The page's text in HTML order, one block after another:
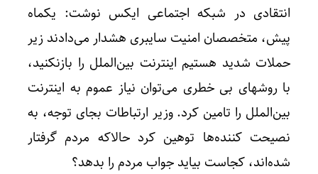
انتقادی در شبکه اجتماعی ایکس نوشت: یکماه
پیش، متخصصان امنیت سایبری هشدار می‌دادند زیر
حملات شدید هستیم اینترنت بین‌الملل را بازنکنید،
با روشهای بی خطری می‌توان نیاز عموم به اینترنت
بین‌الملل را تامین کرد. وزیر ارتباطات بجای توجه، به
نصیحت کننده‌ها توهین کرد حالاکه مردم گرفتار
شده‌اند، کجاست بیاید جواب مردم را بدهد؟